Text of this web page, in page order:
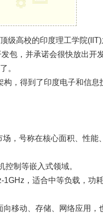
级高校的印度理工学院(IIT)
包，并承诺会很快放出开发
。
构，得到了印度电子和信息
，号称在核心面积、性能
控制等嵌入式领域。
，适合中等负载，功
移动、存储、网络应用，